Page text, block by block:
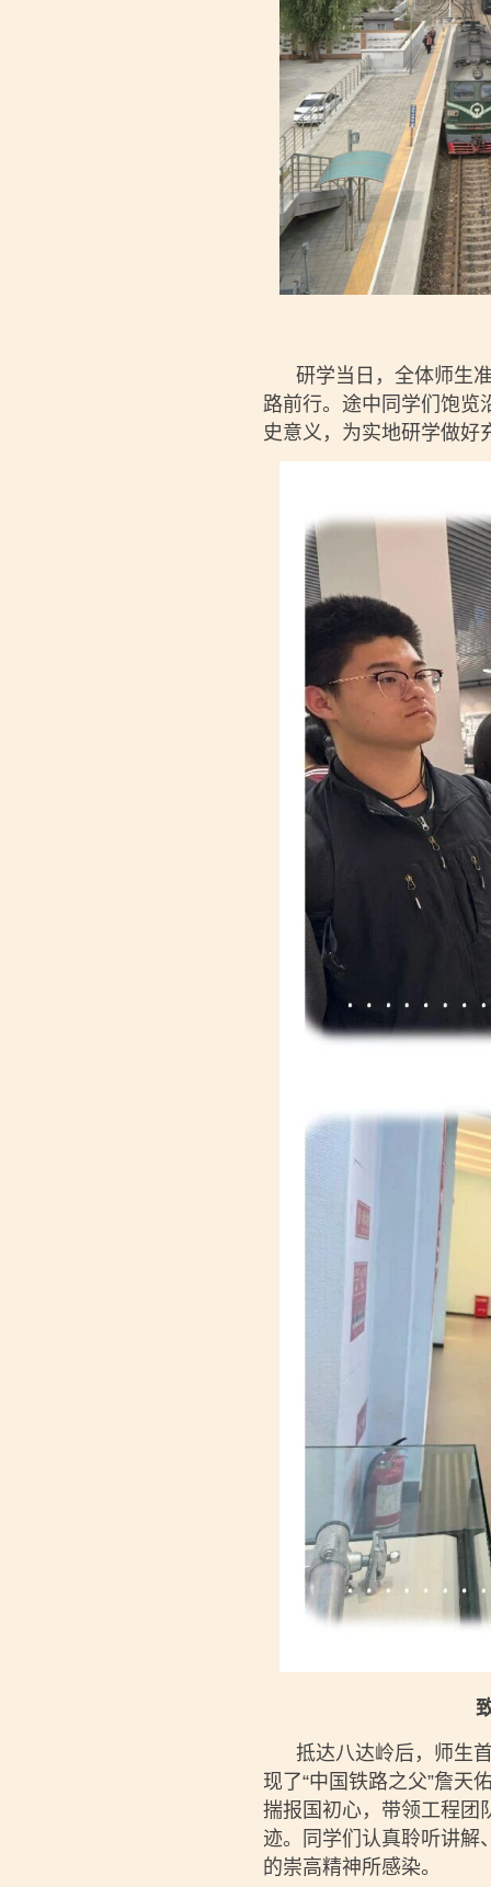
研学当日，全体师生准
路前行。途中同学们饱览
史意义，为实地研学做好
抵达八达岭后，师生首
现了“中国铁路之父”詹天
揣报国初心，带领工程团
迹。同学们认真聆听讲解
的崇高精神所感染。